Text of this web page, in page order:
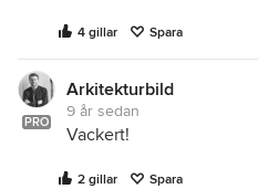
4 gillar Spara
PRO
Arkitekturbild
9 år sedan
Vackert!
2 gillar Spara